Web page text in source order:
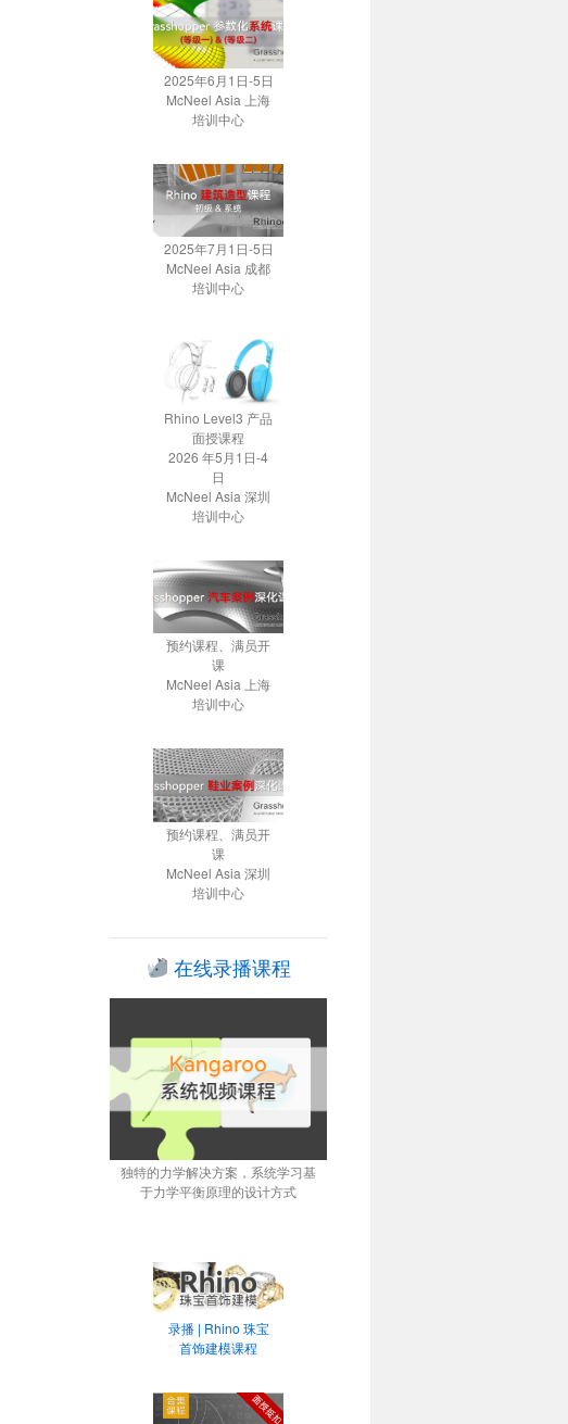
2025年6月1日-5日
McNeel Asia 上海
培训中心
2025年7月1日-5日
McNeel Asia 成都
培训中心
Rhino Level3 产品
面授课程
2026 年5月1日-4
日
McNeel Asia 深圳
培训中心
预约课程、满员开
课
McNeel Asia 上海
培训中心
预约课程、满员开
课
McNeel Asia 深圳
培训中心
在线录播课程
独特的力学解决方案，系统学习基
于力学平衡原理的设计方式
录播 | Rhino 珠宝
首饰建模课程